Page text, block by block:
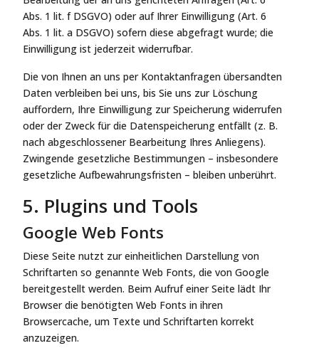
Abs. 1 lit. f DSGVO) oder auf Ihrer Einwilligung (Art. 6
Abs. 1 lit. a DSGVO) sofern diese abgefragt wurde; die
Einwilligung ist jederzeit widerrufbar.
Die von Ihnen an uns per Kontaktanfragen übersandten
Daten verbleiben bei uns, bis Sie uns zur Löschung
auffordern, Ihre Einwilligung zur Speicherung widerrufen
oder der Zweck für die Datenspeicherung entfällt (z. B.
nach abgeschlossener Bearbeitung Ihres Anliegens).
Zwingende gesetzliche Bestimmungen – insbesondere
gesetzliche Aufbewahrungsfristen – bleiben unberührt.
5. Plugins und Tools
Google Web Fonts
Diese Seite nutzt zur einheitlichen Darstellung von
Schriftarten so genannte Web Fonts, die von Google
bereitgestellt werden. Beim Aufruf einer Seite lädt Ihr
Browser die benötigten Web Fonts in ihren
Browsercache, um Texte und Schriftarten korrekt
anzuzeigen.